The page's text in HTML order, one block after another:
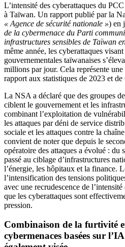
L’intensité des cyberattaques du
à Taïwan. Un rapport publié par la
« Agence de sécurité nationale ») en
de la cybermenace du Parti
infrastructures sensibles de Taïwan
même année, les cyberattaques
gouvernementales taïwanaises
millions par jour. Cela représente
rapport aux statistiques de 2023 et
La NSA a déclaré que des groupes
ciblent le gouvernement et les
combinant l’exploitation de
les attaques par déni de service
sociale et les attaques contre la
convient de noter que depuis le
opératoire des attaques a évolué : du
passé au ciblage d’infrastructures
l’énergie, les hôpitaux et la finance.
l’intensification des tensions
avec une recrudescence de
que les cyberattaques sont
pression.
Combinaison de la furtivité
cybermenaces basées sur